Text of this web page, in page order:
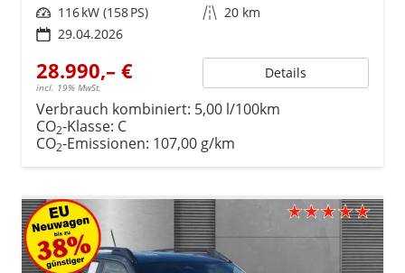
Leistung 116 kW (158 PS) Kilometerstand 20 km
29.04.2026
28.990,– €
incl. 19% MwSt.
Details
Verbrauch kombiniert: 5,00 l/100km
CO2-Klasse: C
CO2-Emissionen: 107,00 g/km